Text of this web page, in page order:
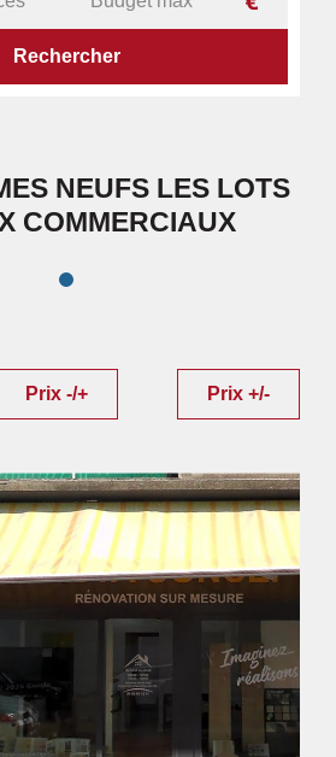
NEUFS
LES LOTS
NEUFS LES LOTS
COMMERCIAUX
Prix -/+ Prix +/-